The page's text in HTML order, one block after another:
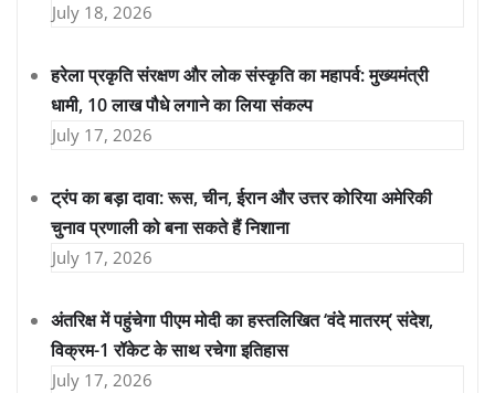
July 18, 2026
हरेला प्रकृति संरक्षण और लोक संस्कृति का महापर्व: मुख्यमंत्री
धामी, 10 लाख पौधे लगाने का लिया संकल्प
July 17, 2026
ट्रंप का बड़ा दावा: रूस, चीन, ईरान और उत्तर कोरिया अमेरिकी
चुनाव प्रणाली को बना सकते हैं निशाना
July 17, 2026
अंतरिक्ष में पहुंचेगा पीएम मोदी का हस्तलिखित ‘वंदे मातरम्’ संदेश,
विक्रम-1 रॉकेट के साथ रचेगा इतिहास
July 17, 2026